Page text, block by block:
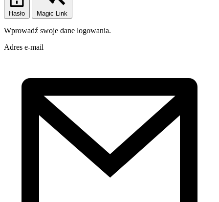
Hasło Magic Link
Wprowadź swoje dane logowania.
Adres e-mail